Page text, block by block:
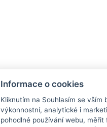
Informace o cookies
Kliknutím na Souhlasím se
výkonnostní, analytické i
pohodlné používání webu,